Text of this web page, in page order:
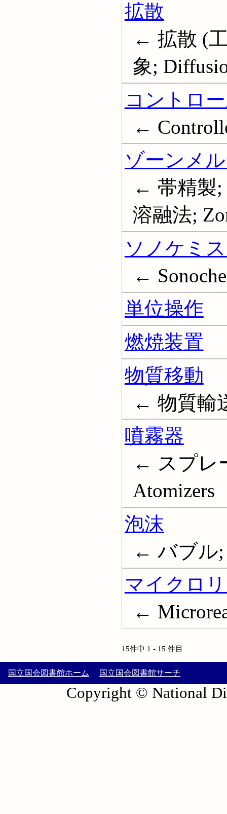
拡散
← 拡散 (
象;
コントロ
←
ゾーンメ
← 帯精製;
溶融法;
ソノケミ
←
単位操作
燃焼装置
物質移動
← 物質輸
噴霧器
← スプレ
Atomizers
泡沫
← バブル;
マイクロ
←
15件中 1 - 15 件目
国立国会図書館ホーム 国立国会図書館サーチ
Copyright © National